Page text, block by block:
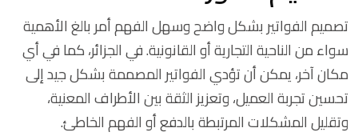
تصميم الفواتير بشكل واضح وسهل الفهم أمر بالغ الأهمية
سواء من الناحية التجارية أو القانونية. في الجزائر، كما في أي
مكان آخر، يمكن أن تؤدي الفواتير المصممة بشكل جيد إلى
تحسين تجربة العميل، وتعزيز الثقة بين الأطراف المعنية،
وتقليل المشكلات المرتبطة بالدفع أو الفهم الخاطئ.